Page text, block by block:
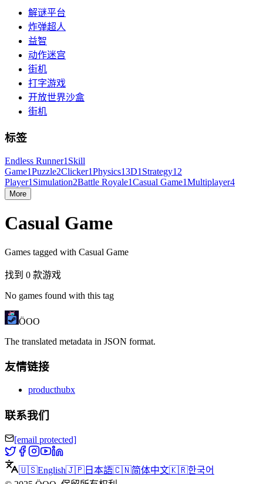
解谜平台
炸弹超人
益智
动作迷宫
街机
打字游戏
开放世界沙盒
街机
标签
Endless Runner1 Skill
Game1Puzzle2Clicker1Physics13D1 Strategy1 2
Player1 Simulation2Battle Royale1Casual Game1Multiplayer4
More
Casual Game
Games tagged with Casual Game
找到 0 款游戏
No games found with this tag
ÖOO
The translated metadata in JSON format.
友情链接
producthubx
联系我们
[email protected]
🇺🇸English🇯🇵 日本語🇨🇳简体中文🇰🇷한국어